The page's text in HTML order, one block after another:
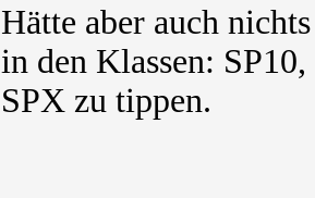
Hätte aber auch
in den Klassen:
SPX zu tippen.